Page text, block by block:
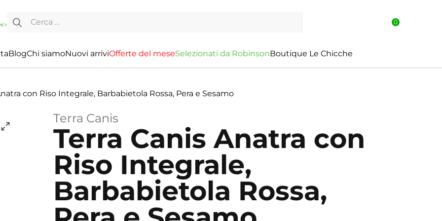
Ricerca per:
0
BlogChi siamoNuovi arriviOfferte del meseSelezionati da RobinsonBoutique Le Chicche
con Riso Integrale, Barbabietola Rossa, Pera e Sesamo
Terra Canis
Terra Canis Anatra con
Riso Integrale,
Barbabietola Rossa,